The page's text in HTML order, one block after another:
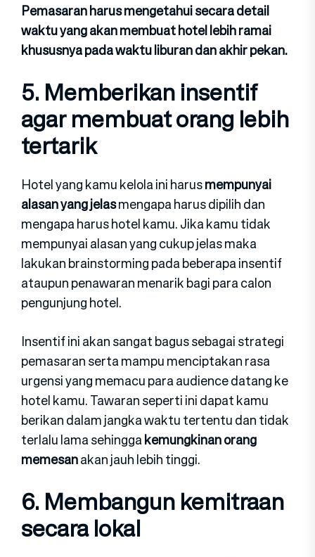
Pemasaran harus mengetahui secara detail
waktu yang akan membuat hotel lebih ramai
khususnya pada waktu liburan dan akhir pekan.
5. Memberikan insentif
agar membuat orang lebih
tertarik
Hotel yang kamu kelola ini harusmempunyai
alasan yang jelasmengapa harus dipilih dan
mengapa harus hotel kamu. Jika kamu tidak
mempunyai alasan yang cukup jelas maka
lakukan brainstorming pada beberapa insentif
ataupun penawaran menarik bagi para calon
pengunjung hotel.
Insentif ini akan sangat bagus sebagai strategi
pemasaran serta mampu menciptakan rasa
urgensi yang memacu para audience datang ke
hotel kamu. Tawaran seperti ini dapat kamu
berikan dalam jangka waktu tertentu dan tidak
terlalu lama sehinggakemungkinan orang
memesanakan jauh lebih tinggi.
6. Membangun kemitraan
secara lokal